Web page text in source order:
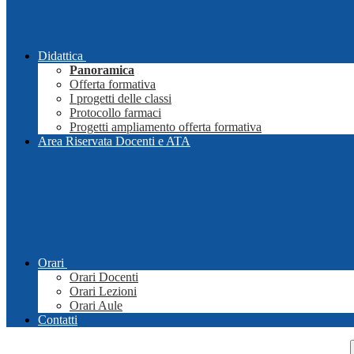
Didattica
Panoramica
Offerta formativa
I progetti delle classi
Protocollo farmaci
Progetti ampliamento offerta formativa
Area Riservata Docenti e ATA
Orari
Orari Docenti
Orari Lezioni
Orari Aule
Contatti